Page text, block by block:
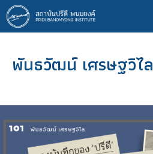
ข้าม
ไป
ยัง
หลักพันธวัฒน์ เศรษฐวิไล